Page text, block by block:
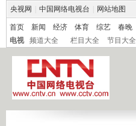
央视网 中国网络电视台 网站地图
首页 新闻 经济 体育 综艺 春晚
电视
频道大全 栏目大全 节目大全